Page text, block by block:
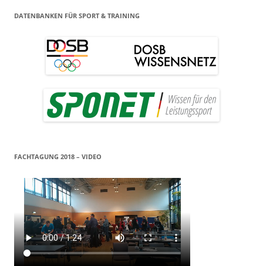
DATENBANKEN FÜR SPORT & TRAINING
FACHTAGUNG 2018 – VIDEO